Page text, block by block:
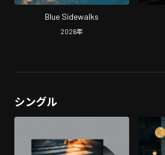
Blue Sidewalks
2026年
シングル